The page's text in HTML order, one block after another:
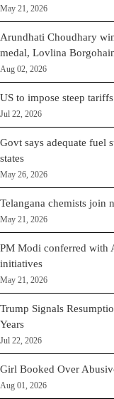
May 21, 2026
Arundhati Choudhary
medal, Lovlina
Aug 02, 2026
US to impose steep
Jul 22, 2026
Govt says adequate fuel
states
May 26, 2026
Telangana chemists join
May 21, 2026
PM Modi conferred with
initiatives
May 21, 2026
Trump Signals
Years
Jul 22, 2026
Girl Booked Over
Aug 01, 2026